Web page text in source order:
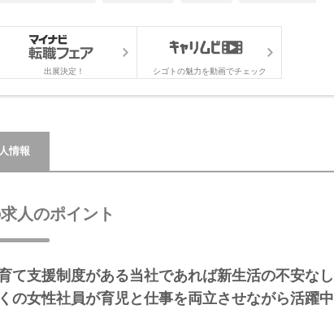
出展決定！ シゴトの魅力を動画でチェック
情報
人のポイント
て支援制度がある当社であれば新生活の不安なし
の女性社員が育児と仕事を両立させながら活躍中